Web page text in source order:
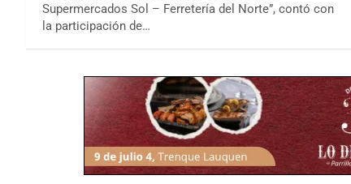
Supermercados Sol – Ferretería del Norte”, contó con
la participación de…